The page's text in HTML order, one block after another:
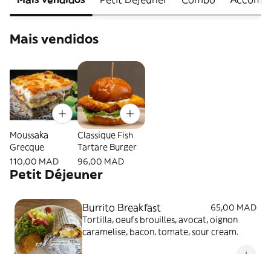
Mais vendidos
Moussaka
Grecque
110,00 MAD
Classique Fish
Tartare Burger
96,00 MAD
Petit Déjeuner
Burrito Breakfast
65,00 MAD
Tortilla, oeufs brouilles, avocat, oignon
caramelise, bacon, tomate, sour cream.